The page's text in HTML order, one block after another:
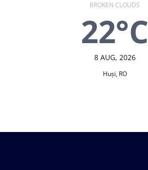
BROKEN CLOUDS
22°C
8 AUG, 2026
Huşi, RO